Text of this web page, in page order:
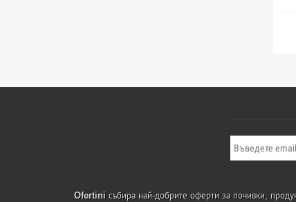
Ofertini събира най-добрите оферти за почивки,